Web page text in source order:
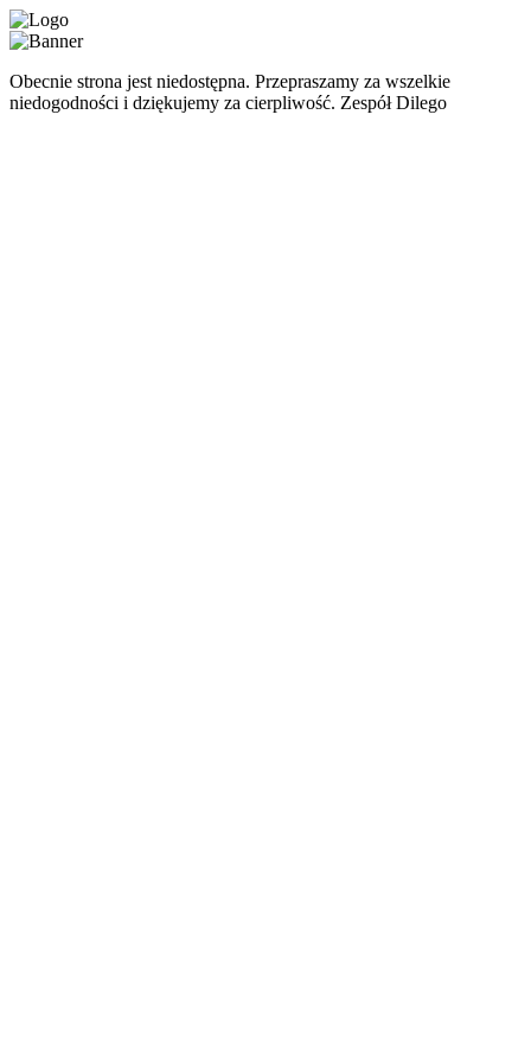
Obecnie strona jest niedostępna. Przepraszamy za wszelkie
niedogodności i dziękujemy za cierpliwość. Zespół Dilego